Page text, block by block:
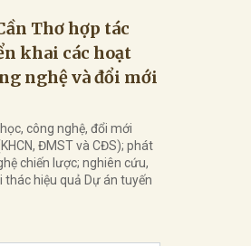
Thơ hợp tác
khai các hoạt
nghệ và đổi mới
công nghệ, đổi mới
ĐMST và CĐS); phát
chiến lược; nghiên cứu,
hiệu quả Dự án tuyến